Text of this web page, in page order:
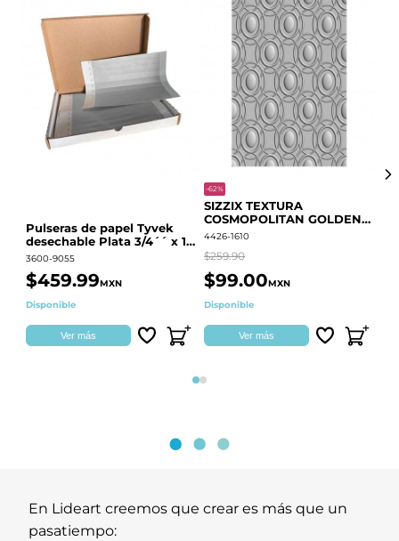
Pulseras de papel Tyvek
desechable Plata 3/4´´ x 10
´´
3600-9055
$459.99MXN
Disponible
Ver más
-62%
SIZZIX TEXTURA
COSMOPOLITAN GOLDEN
RINGS S.PARK 666700
4426-1610
$259.90
$99.00MXN
Disponible
Ver más
Página 1
Página 2
En Lideart creemos que crear es más que un
pasatiempo: